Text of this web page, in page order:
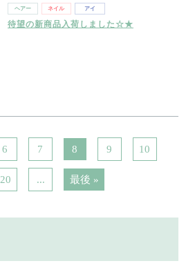
ヘアー ネイル アイ
待望の新商品入荷しました☆★
6 7 8 9 10
20 ... 最後 »